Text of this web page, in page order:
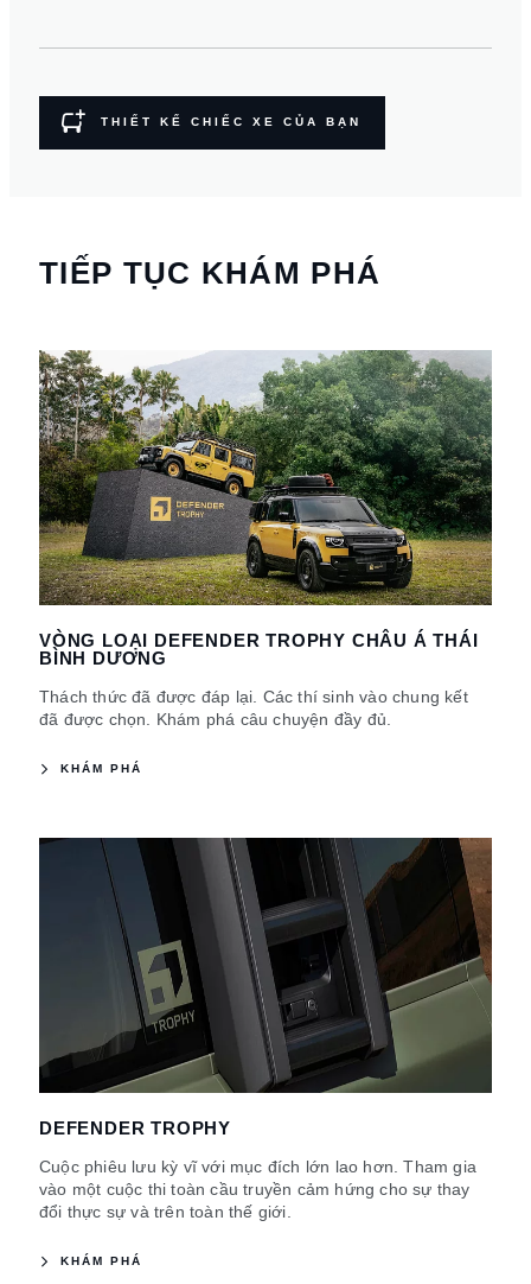
THIẾT KẾ CHIẾC XE CỦA BẠN
TIẾP TỤC KHÁM PHÁ
VÒNG LOẠI DEFENDER TROPHY CHÂU Á THÁI
BÌNH DƯƠNG
Thách thức đã được đáp lại. Các thí sinh vào chung kết
đã được chọn. Khám phá câu chuyện đầy đủ.
KHÁM PHÁ
DEFENDER TROPHY
Cuộc phiêu lưu kỳ vĩ với mục đích lớn lao hơn. Tham gia
vào một cuộc thi toàn cầu truyền cảm hứng cho sự thay
đổi thực sự và trên toàn thế giới.
KHÁM PHÁ